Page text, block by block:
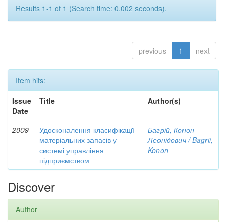
Results 1-1 of 1 (Search time: 0.002 seconds).
previous 1 next
Item hits:
Issue
Date
Title Author(s)
2009
Удосконалення класифікації
матеріальних запасів у
системі управління
підприємством
Багрій, Конон
Леонідович / Bagrii,
Konon
Discover
Author